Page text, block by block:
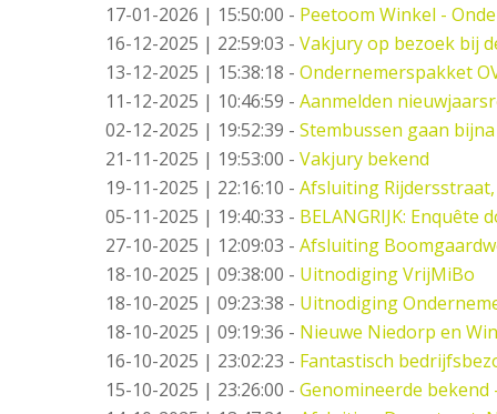
17-01-2026 | 15:50:00 - Peetoom Winkel -
16-12-2025 | 22:59:03 - Vakjury op bezoek bij
13-12-2025 | 15:38:18 - Ondernemerspakket
11-12-2025 | 10:46:59 - Aanmelden
02-12-2025 | 19:52:39 - Stembussen gaan
21-11-2025 | 19:53:00 - Vakjury bekend
19-11-2025 | 22:16:10 - Afsluiting
05-11-2025 | 19:40:33 - BELANGRIJK:
27-10-2025 | 12:09:03 - Afsluiting
18-10-2025 | 09:38:00 - Uitnodiging VrijMiBo
18-10-2025 | 09:23:38 - Uitnodiging
18-10-2025 | 09:19:36 - Nieuwe Niedorp en
16-10-2025 | 23:02:23 - Fantastisch
15-10-2025 | 23:26:00 - Genomineerde bekend